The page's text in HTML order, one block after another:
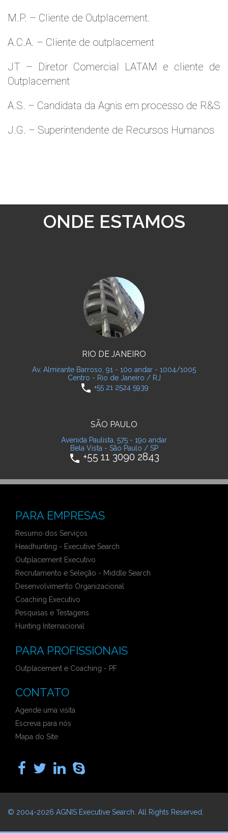
M.P. – Cliente de Outplacement.
A.C.A. – Cliente de outplacement
JT – Diretor Comercial LATAM e cliente de
Outplacement
A.S. – Candidata da Agnis em processo de R&S
J.G. – Superintendente de Recursos Humanos
ONDE ESTAMOS
RIO DE JANEIRO
Av. Almirante Barroso, 91 - 10o andar - 1004/1005
Centro - Rio de Janeiro / RJ
phone +55 21 2524 5939
SÃO PAULO
Avenida Paulista, 575 - 19o andar
Bela Vista - São Paulo / SP
phone +55 11 3090 2843
PARA EMPRESAS
Resumo dos Serviços
Headhunting - Executive Search
Outplacement Executivo
Recrutamento e Seleção - Middle Search
Desenvolvimento Organizacional
Coaching Executivo
Pesquisas e Testagens
Hunting Internacional
PARA PROFISSIONAIS
Outplacement e Coaching - PF
CONTATO
Agende uma visita
Escreva para nós
Mapa do Site
© 2004-2026 AGNIS Executive Search . All Rights Reserved.